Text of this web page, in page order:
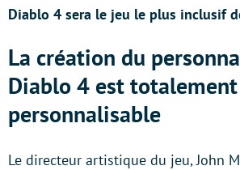
Diablo 4 sera le jeu le plus inclusif
La création du
Diablo 4 est totalement
personnalisable
Le directeur artistique du jeu, John